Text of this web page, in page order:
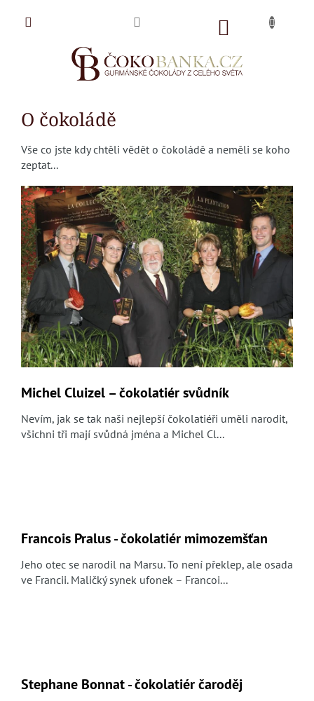
NÁKUPNÍ
O čokoládě
Vše co jste kdy chtěli vědět o čokoládě a neměli se koho
zeptat...
V
ý
p
i
s
č
l
á
n
k
ů
Michel Cluizel – čokolatiér svůdník
Nevím, jak se tak naši nejlepší čokolatiéři uměli narodit,
všichni tři mají svůdná jména a Michel Cl...
Francois Pralus - čokolatiér mimozemšťan
Jeho otec se narodil na Marsu. To není překlep, ale osada
ve Francii. Maličký synek ufonek – Francoi...
Stephane Bonnat - čokolatiér čaroděj